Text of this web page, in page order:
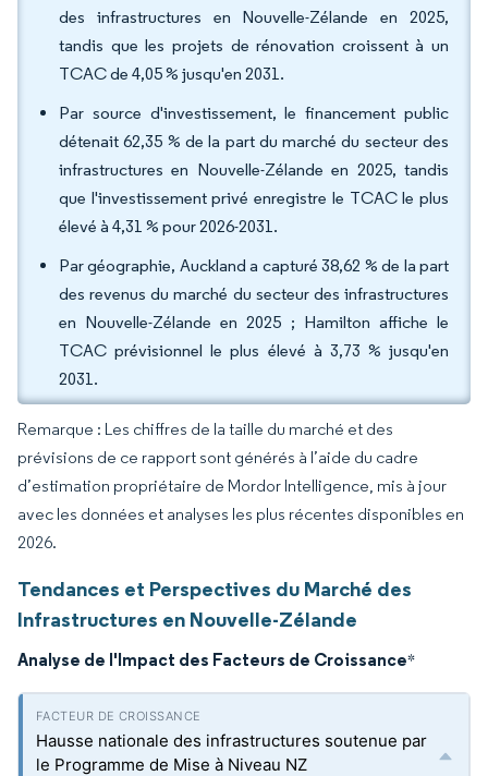
des infrastructures en Nouvelle-Zélande en 2025,
tandis que les projets de rénovation croissent à un
TCAC de 4,05 % jusqu'en 2031.
Par source d'investissement, le financement public
détenait 62,35 % de la part du marché du secteur des
infrastructures en Nouvelle-Zélande en 2025, tandis
que l'investissement privé enregistre le TCAC le plus
élevé à 4,31 % pour 2026-2031.
Par géographie, Auckland a capturé 38,62 % de la part
des revenus du marché du secteur des infrastructures
en Nouvelle-Zélande en 2025 ; Hamilton affiche le
TCAC prévisionnel le plus élevé à 3,73 % jusqu'en
2031.
Remarque : Les chiffres de la taille du marché et des
prévisions de ce rapport sont générés à l’aide du cadre
d’estimation propriétaire de Mordor Intelligence, mis à jour
avec les données et analyses les plus récentes disponibles en
2026.
Tendances et Perspectives du Marché des
Infrastructures en Nouvelle-Zélande
Analyse de l'Impact des Facteurs de Croissance*
Hausse nationale des infrastructures soutenue par
le Programme de Mise à Niveau NZ